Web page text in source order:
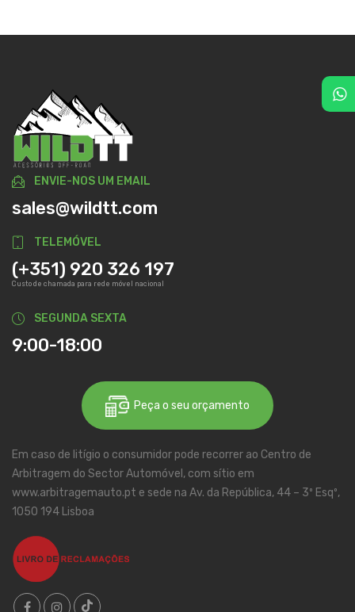
ENVIE-NOS UM EMAIL
sales@wildtt.com
TELEMÓVEL
(+351) 920 326 197
Custo de chamada para rede móvel nacional
SEGUNDA SEXTA
9:00-18:00
Peça o seu orçamento
Em caso de litígio o consumidor pode recorrer ao Centro de
Arbitragem do Sector Automóvel, com sítio em
www.arbitragemauto.pt e sede na Av. da República, 44 – 3º Esqº,
1050 194 Lisboa